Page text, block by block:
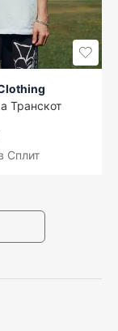
Транскот
Сплит